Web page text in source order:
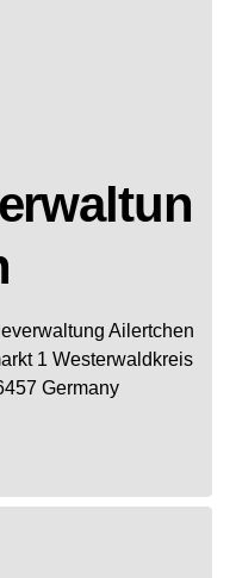
Ailertchen
1 Westerwaldkreis
Germany